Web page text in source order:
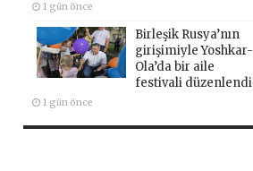
1 gün önce
Birleşik Rusya’nın
girişimiyle Yoshkar-
Ola’da bir aile
festivali düzenlendi
1 gün önce